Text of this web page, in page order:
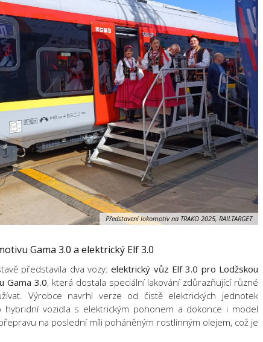
Představení lokomotiv na TRAKO 2025, RAILTARGET
Gama 3.0 a elektrický Elf 3.0
představila dva vozy:elektrický vůz Elf 3.0 pro Lodžskou
Gama 3.0, která dostala speciální lakování zdůrazňující různé
Výrobce navrhl verze od čistě elektrických jednotek
hybridní vozidla s elektrickým pohonem a dokonce i model
na poslední míli poháněným rostlinným olejem, což je